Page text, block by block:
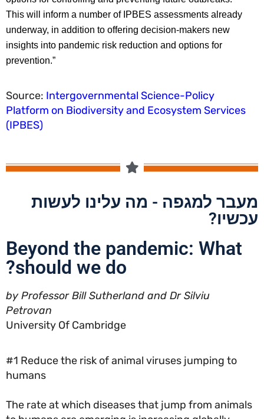
This will inform a number of IPBES assessments already
underway, in addition to offering decision-makers new
insights into pandemic risk reduction and options for
prevention.”
Source:Intergovernmental Science-Policy
Platform on Biodiversity and Ecosystem Services
(IPBES)
למגפה - מה עלינו לעשות
Beyond the pandemic: What
should we do?
by Professor Bill Sutherland and Dr Silviu
Petrovan
University Of Cambridge
#1 Reduce the risk of animal viruses jumping to
humans
The rate at which diseases that jump from